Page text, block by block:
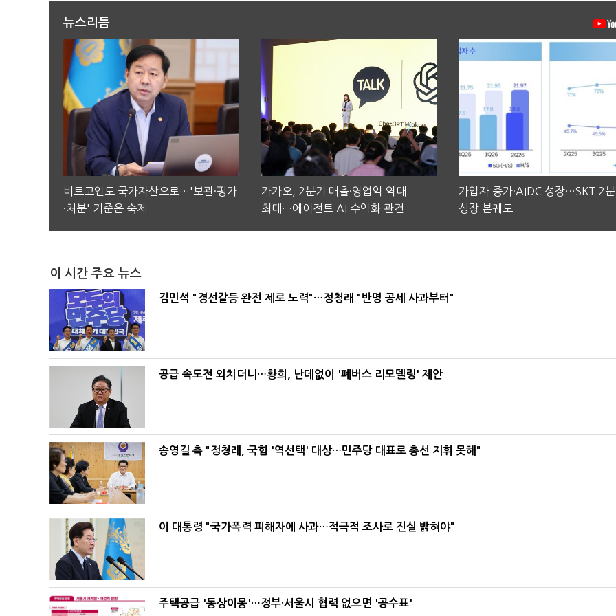
뉴스리듬
비트코인도 국가자산으로…'보관·평가
·처분' 기준은 숙제
카카오, 2분기 매출·영업익 역대
최대…에이전트 AI 수익화 관건
가입자 증가·AIDC 성장…SKT 2
성장 본궤도
이 시간 주요 뉴스
김민석 "경선갈등 완전 제로 노력"…정청래 "반명 공세 사과부터"
공급 속도전 외치더니…황희, 난데없이 '폐버스 리모델링' 제안
송영길 측 "정청래, 국힘 '역선택' 대상…민주당 대표로 총선 지휘 못해"
이 대통령 "국가폭력 피해자에 사과…적극적 조사로 진실 밝혀야"
주택공급 '동상이몽'…정부·서울시 협력 없으면 '공수표'